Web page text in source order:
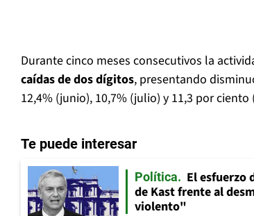
Durante cinco meses consecutivos la
caídas de dos dígitos, presentando
12,4% (junio), 10,7% (julio) y 11,3 por ciento
Te puede interesar
Política
El esfuerzo
de Kast frente al
violento"